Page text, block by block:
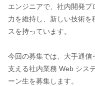
エンジニアで、社内開発
力を維持し、新しい技術
スを持っています。
今回の募集では、大手通信
支える社内業務 Web シス
ーン生を募集します。